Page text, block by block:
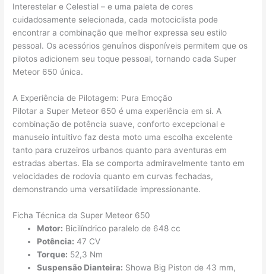
Interestelar e Celestial – e uma paleta de cores
cuidadosamente selecionada, cada motociclista pode
encontrar a combinação que melhor expressa seu estilo
pessoal. Os acessórios genuínos disponíveis permitem que os
pilotos adicionem seu toque pessoal, tornando cada Super
Meteor 650 única.
A Experiência de Pilotagem: Pura Emoção
Pilotar a Super Meteor 650 é uma experiência em si. A
combinação de potência suave, conforto excepcional e
manuseio intuitivo faz desta moto uma escolha excelente
tanto para cruzeiros urbanos quanto para aventuras em
estradas abertas. Ela se comporta admiravelmente tanto em
velocidades de rodovia quanto em curvas fechadas,
demonstrando uma versatilidade impressionante.
Ficha Técnica da Super Meteor 650
Motor: Bicilíndrico paralelo de 648 cc
Potência: 47 CV
Torque: 52,3 Nm
Suspensão Dianteira: Showa Big Piston de 43 mm,